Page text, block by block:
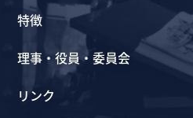
特徴
理事・役員・委員会
リンク